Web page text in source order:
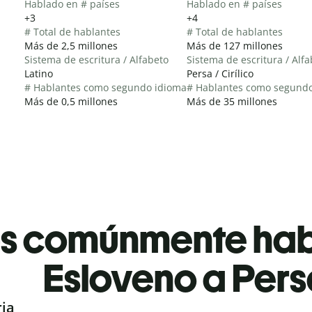
Hablado en # países
+3
# Total de hablantes
Más de 2,5 millones
Sistema de escritura / Alfabeto
Latino
# Hablantes como segundo idioma
Más de 0,5 millones
Hablado en # países
+4
# Total de hablantes
Más de 127 millones
Sistema de escritura /
Persa / Cirílico
# Hablantes como
Más de 35 millones
comúnmente
Esloveno a